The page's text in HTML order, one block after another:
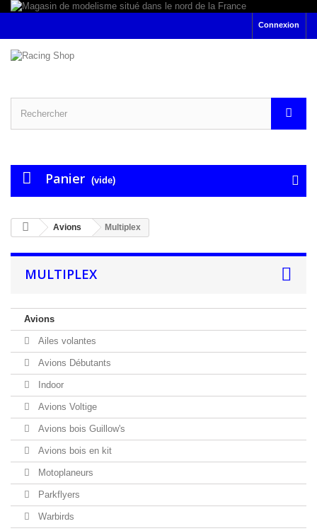
Connexion
Panier (vide)
Avions Multiplex
MULTIPLEX
Avions
Ailes volantes
Avions Débutants
Indoor
Avions Voltige
Avions bois Guillow's
Avions bois en kit
Motoplaneurs
Parkflyers
Warbirds